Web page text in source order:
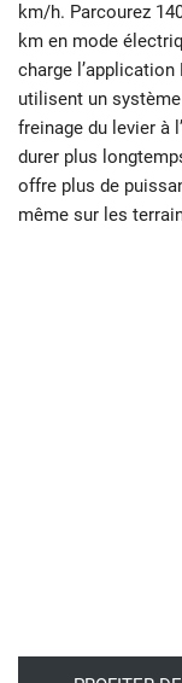
km/h. Parcourez
km en mode
charge
utilisent un
freinage du levier à
durer plus
offre plus de
même sur les